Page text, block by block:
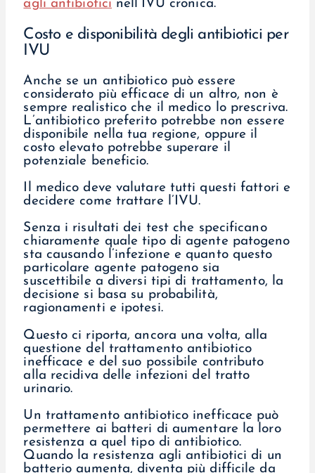
agli antibiotici nell’IVU cronica.
Costo e disponibilità degli antibiotici per
IVU
Anche se un antibiotico può essere
considerato più efficace di un altro, non è
sempre realistico che il medico lo prescriva.
L’antibiotico preferito potrebbe non essere
disponibile nella tua regione, oppure il
costo elevato potrebbe superare il
potenziale beneficio.
Il medico deve valutare tutti questi fattori e
decidere come trattare l’IVU.
Senza i risultati dei test che specificano
chiaramente quale tipo di agente patogeno
sta causando l’infezione e quanto questo
particolare agente patogeno sia
suscettibile a diversi tipi di trattamento, la
decisione si basa su probabilità,
ragionamenti e ipotesi.
Questo ci riporta, ancora una volta, alla
questione del trattamento antibiotico
inefficace e del suo possibile contributo
alla recidiva delle infezioni del tratto
urinario.
Un trattamento antibiotico inefficace può
permettere ai batteri di aumentare la loro
resistenza a quel tipo di antibiotico.
Quando la resistenza agli antibiotici di un
batterio aumenta, diventa più difficile da